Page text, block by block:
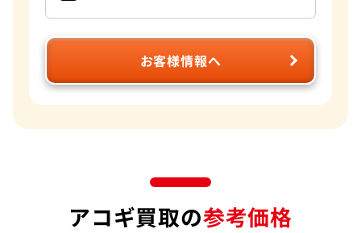
お客様情報へ
アコギ買取の参考価格